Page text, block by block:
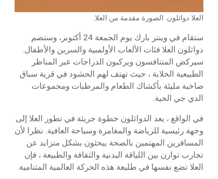
العلا دواثلون. الصورة مقدمة من العلا.
ستقام في وينتر بارك يوم الجمعة 24 أكتوبر، وستضم
دواثلون العلا فئات الألعاب الأولمبية والسرين والأطفال.
سيركض المتنافسون ويركبون الدراجات عبر المناظر
الطبيعية الخلابة ، حيث تهتف لهم الحشود في قرية سباق
صاخبة مليئة بأكشاك الطعام والمرطبات ومجموعات
الدي جي الحية.
في الواقع ، يعد الدواثلون خطوة جريئة في تطور العلا إلى
وجهة رئيسية للرياضة والمغامرة وسياحة العافية. نظرا لأن
المسافرين المهتمين بالصحة يبحثون بشكل متزايد عن
تجارب توازن بين اللياقة البدنية والثقافة والطبيعة ، فإن
العلا تضع نفسها في طليعة هذه الحركة العالمية المتنامية.